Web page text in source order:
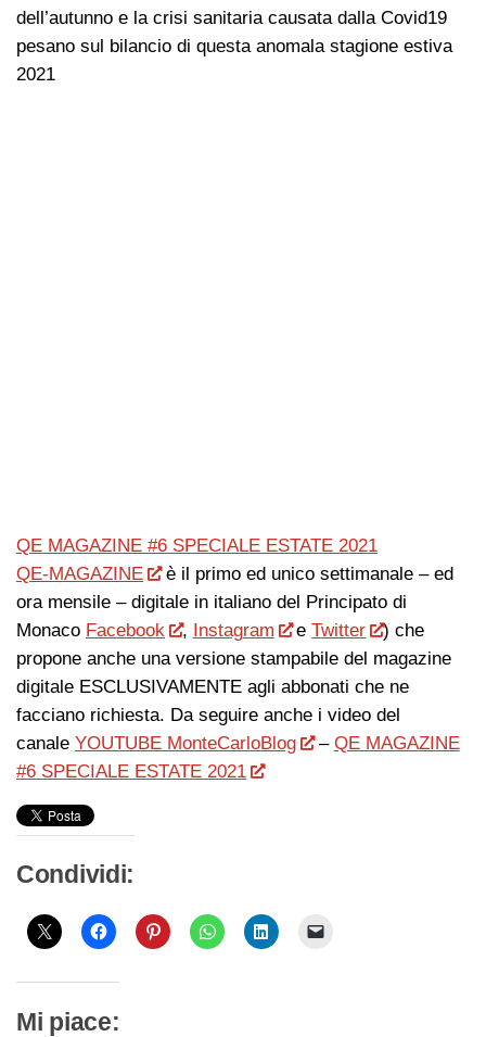
dell’autunno e la crisi sanitaria causata dalla Covid19
pesano sul bilancio di questa anomala stagione estiva
2021
QE MAGAZINE #6 SPECIALE ESTATE 2021
QE-MAGAZINE
è il primo ed unico settimanale – ed
ora mensile – digitale in italiano del Principato di
Monaco Facebook , Instagram eTwitter
) che
propone anche una versione stampabile del magazine
digitale ESCLUSIVAMENTE agli abbonati che ne
facciano richiesta. Da seguire anche i video del
canale YOUTUBE MonteCarloBlog – QE MAGAZINE
#6 SPECIALE ESTATE 2021
Condividi:
Mi piace: